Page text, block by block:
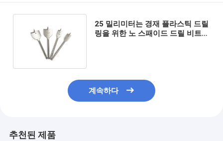
25 밀리미터는 경재 플라스틱 드릴
링을 위한 노 스패이드 드릴 비트
계속하다
추천된 제품